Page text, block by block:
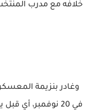
خلافه مع مدرب
وغادر بنزيمة
في 20 نوفمبر، أي